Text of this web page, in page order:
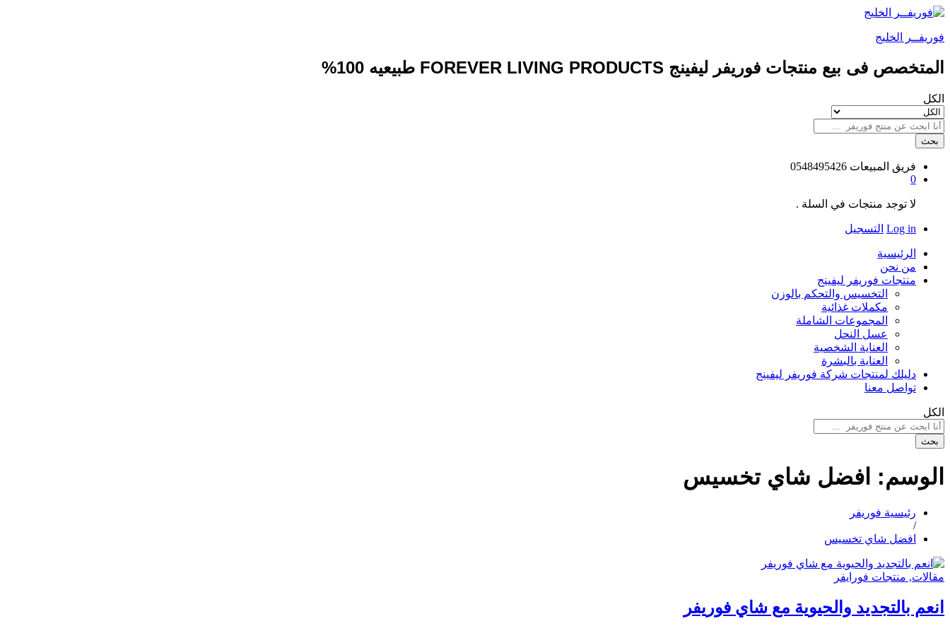
فوريفــر الخليج
المتخصص فى بيع منتجات فوريفر ليفينج FOREVER LIVING PRODUCTS طبيعيه 100%
الكل
بحث
فريق المبيعات 0548495426
0
لا توجد منتجات في السلة .
Log in التسجيل
الرئيسية
من نحن
منتجات فوريفر ليفينج
التخسيس والتحكم بالوزن
مكملات غذائية
المجموعات الشاملة
عسل النحل
العناية الشخصية
العناية بالبشرة
دليلك لمنتجات شركة فوريفر ليفينج
تواصل معنا
الكل
بحث
الوسم: افضل شاي تخسيس
رئيسية فوريفر
/
افضل شاي تخسيس
مقالات, منتجات فورايفر
انعم بالتجديد والحيوية مع شاي فوريفر